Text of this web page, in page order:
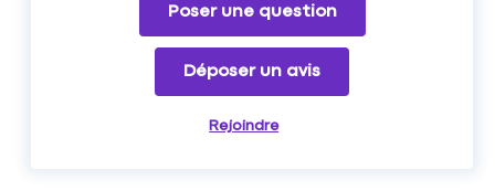
Poser une question
Déposer un avis
Rejoindre